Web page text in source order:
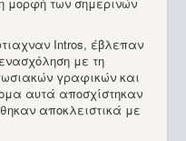
μορφή των σημερινών
Intros, έβλεπαν
με τη
γραφικών και
αυτά αποσχίστηκαν
αποκλειστικά με